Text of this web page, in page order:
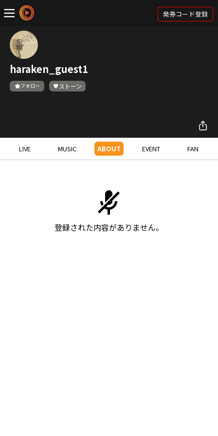
発券コード登録
haraken_guest1
フォロー ストーン
LIVE MUSIC ABOUT EVENT FAN
登録された内容がありません。